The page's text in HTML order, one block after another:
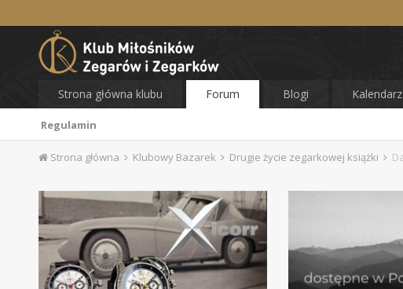
Strona główna klubu Forum
Regulamin
Blogi Kalendarz
Strona główna Klubowy Bazarek Drugie życie zegarkowej książki